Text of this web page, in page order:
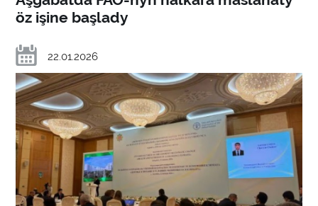
öz işine başlady
22.01.2026